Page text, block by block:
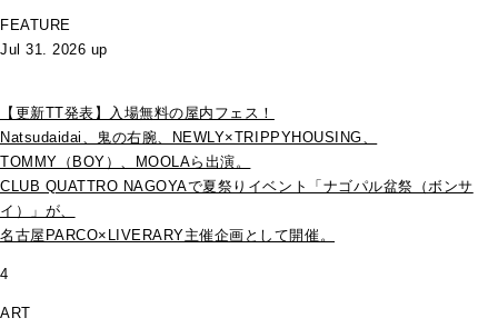
FEATURE
Jul 31. 2026 up
【更新TT発表】入場無料の屋内フェス！
Natsudaidai、鬼の右腕、NEWLY×TRIPPYHOUSING、
TOMMY（BOY）、MOOLAら出演。
CLUB QUATTRO NAGOYAで夏祭りイベント「ナゴパル盆祭（ボンサ
イ）」が、
名古屋PARCO×LIVERARY主催企画として開催。
4
ART